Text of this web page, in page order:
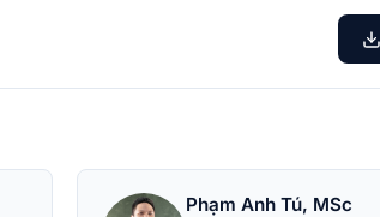
Phạm Anh Tú, MSc